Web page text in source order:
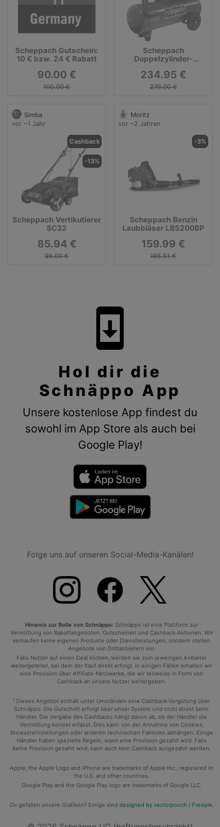
Scheppach Gutschein:
10 € bzw. 24 € Rabatt
90.00 €
100.00 €
Scheppach
Doppelzylinder-
50L
234.95 €
279.00 €
Simba
vor ~1 Jahr
Cashback
-13%
Scheppach Vertikutierer
SC32
85.94 €
99.00 €
Moritz
vor ~2 Jahren
-3%
Scheppach Benzin
Laubbläser LB5200BP
159.99 €
165.51 €
system_update
Hol dir die
Schnäppo App
Unsere kostenlose App findest du
sowohl im App Store als auch bei
Google Play!
Folge uns auf unseren Social-Media-Kanälen!
Hinweis zur Rolle von Schnäppo: Schnäppo ist eine Plattform zur
Vermittlung von Rabattangeboten, Gutscheinen und Cashback-Aktionen. Wir
verkaufen keine eigenen Produkte oder Dienstleistungen, sondern stellen
Angebote von Drittanbietern vor.
Falls Nutzer auf einen Deal klicken, werden sie zum jeweiligen Anbieter
weitergeleitet, bei dem der Kauf direkt erfolgt. In einigen Fällen erhalten wir
eine Provision über Affiliate-Netzwerke, die wir teilweise in Form von
Cashback an unsere Nutzer weitergeben.
1 Dieses Angebot enthält unter Umständen eine Cashback-Vergütung über
Schnäppo. Die Gutschrift erfolgt über unser System und nicht direkt beim
Händler. Die Vergabe des Cashbacks hängt davon ab, ob der Händler die
Vermittlung korrekt erfasst. Dies kann von der Annahme von Cookies,
Browsereinstellungen oder anderen technischen Faktoren abhängen. Einige
Händler haben spezielle Regeln, wann eine Provision gezahlt wird. Falls
keine Provision gezahlt wird, kann auch kein Cashback ausgezahlt werden.
Apple, the Apple Logo and iPhone are trademarks of Apple Inc., registered in
the U.S. and other countries.
Google Play and the Google Play logo are trademarks of Google LLC.
Dir gefallen unsere Grafiken? Einige sind designed by vectorpouch / Freepik.